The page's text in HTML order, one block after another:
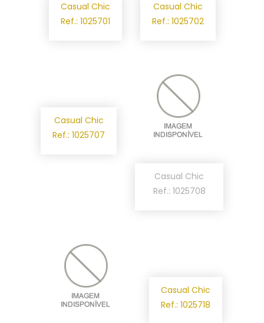
Casual Chic
Ref.: 1025701
Casual Chic
Ref.: 1025702
Casual Chic
Ref.: 1025707
Casual Chic
Ref.: 1025708
Casual Chic
Ref.: 1025718